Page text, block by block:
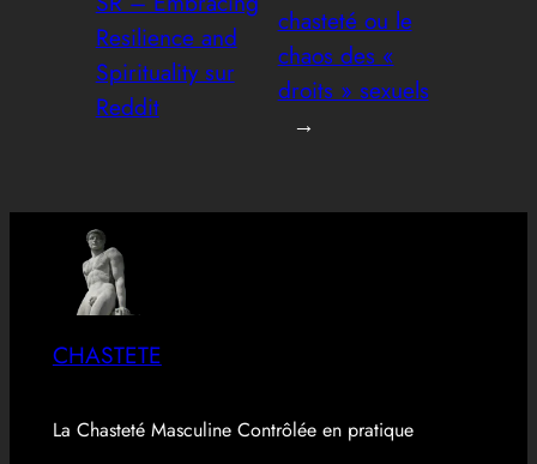
Resilience and
Spirituality sur
Reddit
chasteté ou le
chaos des «
droits » sexuels
→
CHASTETE
La Chasteté Masculine Contrôlée en pratique